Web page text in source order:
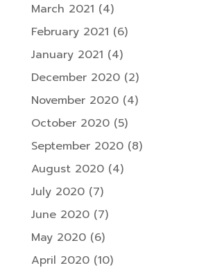
March 2021 (4)
February 2021 (6)
January 2021 (4)
December 2020(2)
November 2020(4)
October 2020(5)
September 2020(8)
August 2020(4)
July 2020(7)
June 2020(7)
May 2020(6)
April 2020(10)